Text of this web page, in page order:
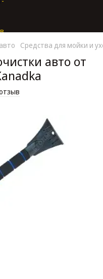
Средства для мойки и
авто от